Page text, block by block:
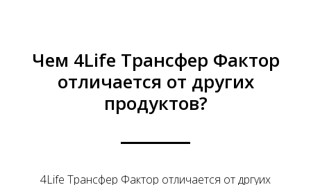
Чем 4Life Трансфер Фактор
отличается от других
продуктов?
4Life Трансфер Фактор отличается от дргуих